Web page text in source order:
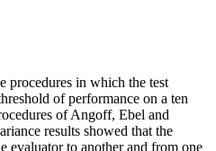
procedures in which the test
of performance on a ten
of Angoff, Ebel and
results showed that the
evaluator to another and from one